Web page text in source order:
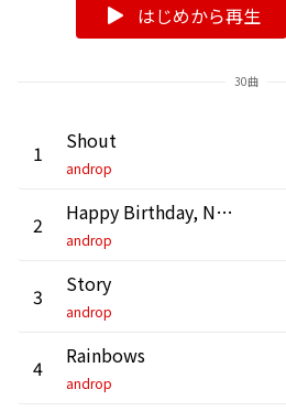
はじめから再生
30曲
1 Shout
androp
2 Happy Birthday, New You
androp
3 Story
androp
4 Rainbows
androp